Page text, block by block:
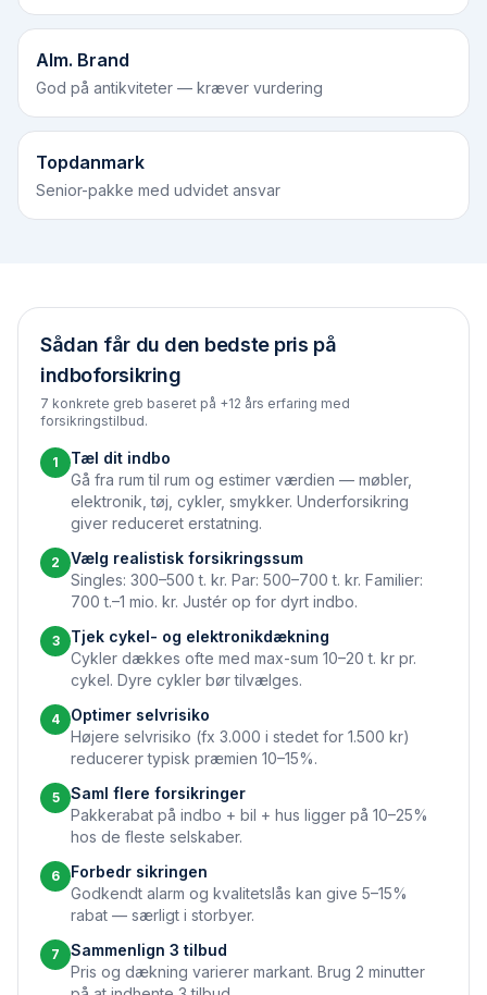
Alm. Brand
God på antikviteter — kræver vurdering
Topdanmark
Senior-pakke med udvidet ansvar
Sådan får du den bedste pris på
indboforsikring
7 konkrete greb baseret på +12 års erfaring med
forsikringstilbud.
1
Tæl dit indbo
Gå fra rum til rum og estimer værdien — møbler,
elektronik, tøj, cykler, smykker. Underforsikring
giver reduceret erstatning.
2
Vælg realistisk forsikringssum
Singles: 300–500 t. kr. Par: 500–700 t. kr. Familier:
700 t.–1 mio. kr. Justér op for dyrt indbo.
3
Tjek cykel- og elektronikdækning
Cykler dækkes ofte med max-sum 10–20 t. kr pr.
cykel. Dyre cykler bør tilvælges.
4
Optimer selvrisiko
Højere selvrisiko (fx 3.000 i stedet for 1.500 kr)
reducerer typisk præmien 10–15%.
5
Saml flere forsikringer
Pakkerabat på indbo + bil + hus ligger på 10–25%
hos de fleste selskaber.
6
Forbedr sikringen
Godkendt alarm og kvalitetslås kan give 5–15%
rabat — særligt i storbyer.
7
Sammenlign 3 tilbud
Pris og dækning varierer markant. Brug 2 minutter